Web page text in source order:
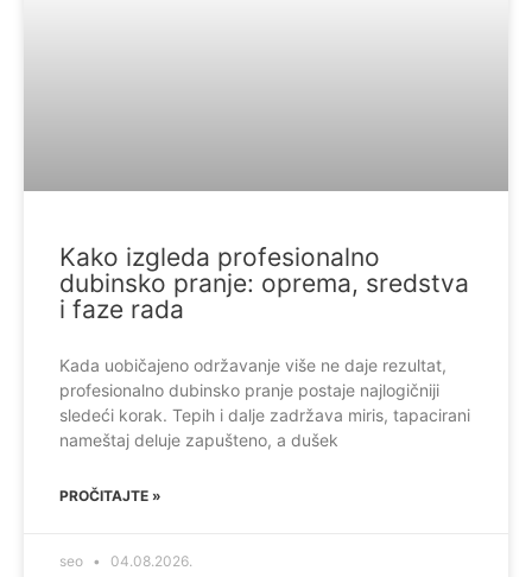
Kako izgleda profesionalno
dubinsko pranje: oprema, sredstva
i faze rada
Kada uobičajeno održavanje više ne daje rezultat,
profesionalno dubinsko pranje postaje najlogičniji
sledeći korak. Tepih i dalje zadržava miris, tapacirani
nameštaj deluje zapušteno, a dušek
PROČITAJTE »
seo 04.08.2026.